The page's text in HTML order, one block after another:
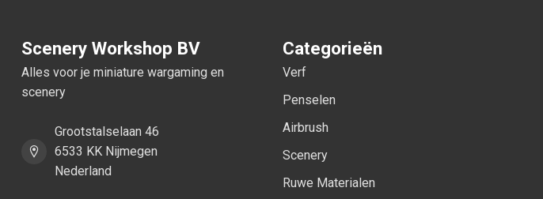
Scenery Workshop BV
Alles voor je miniature wargaming en
scenery
Grootstalselaan 46
6533 KK Nijmegen
Nederland
Categorieën
Verf
Penselen
Airbrush
Scenery
Ruwe Materialen